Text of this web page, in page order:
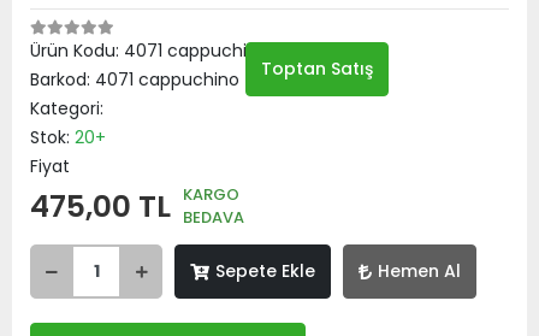
Ürün Kodu: 4071 cappuchino
Barkod: 4071 cappuchino
Kategori:
Stok: 20+
Fiyat
475,00 TL KARGO
BEDAVA
Sepete Ekle Hemen Al
Toptan Satış